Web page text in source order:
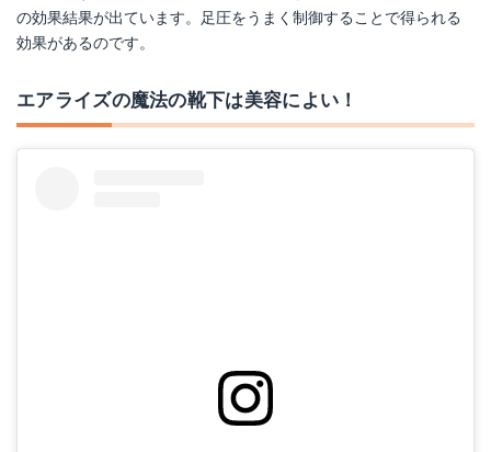
の効果結果が出ています。足圧をうまく制御することで得られる
効果があるのです。
エアライズの魔法の靴下は美容によい！